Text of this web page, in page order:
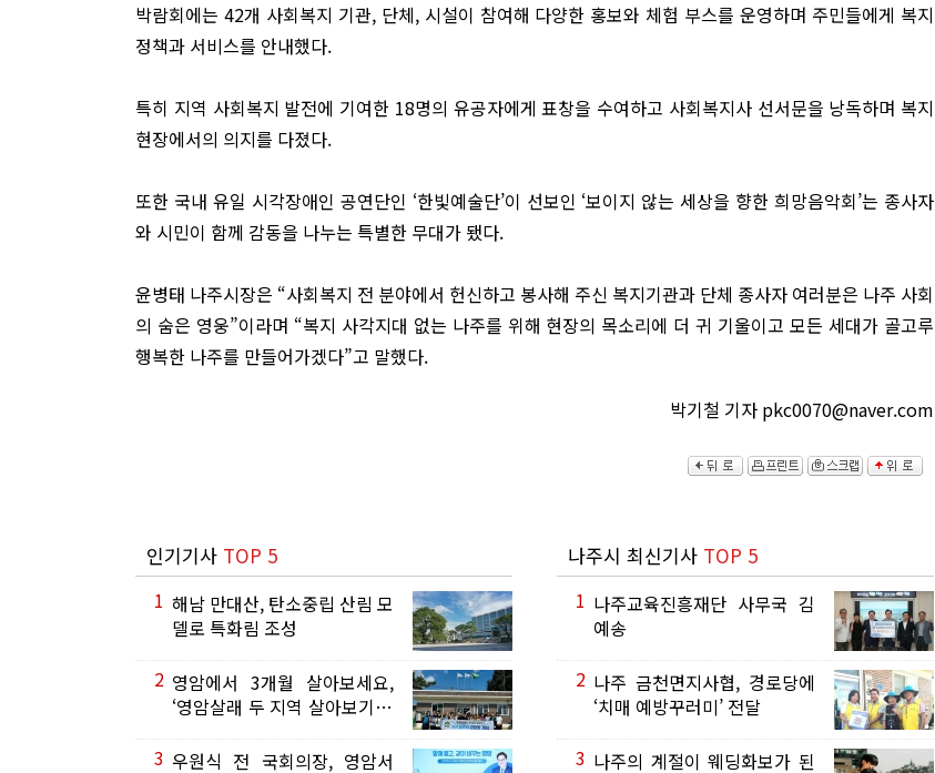
박람회에는 42개 사회복지 기관, 단체, 시설이 참여해 다양한 홍보와 체험 부스를 운영하며 주민들에게 복지
정책과 서비스를 안내했다.
특히 지역 사회복지 발전에 기여한 18명의 유공자에게 표창을 수여하고 사회복지사 선서문을 낭독하며 복지
현장에서의 의지를 다졌다.
또한 국내 유일 시각장애인 공연단인 ‘한빛예술단’이 선보인 ‘보이지 않는 세상을 향한 희망음악회’는 종사자
와 시민이 함께 감동을 나누는 특별한 무대가 됐다.
윤병태 나주시장은 “사회복지 전 분야에서 헌신하고 봉사해 주신 복지기관과 단체 종사자 여러분은 나주 사회
의 숨은 영웅”이라며 “복지 사각지대 없는 나주를 위해 현장의 목소리에 더 귀 기울이고 모든 세대가 골고루
행복한 나주를 만들어가겠다”고 말했다.
박기철 기자 pkc0070@naver.com
인기기사 TOP 5
1 해남 만대산, 탄소중립 산림 모
델로 특화림 조성
2 영암에서 3개월 살아보세요,
‘영암살래 두 지역 살아보기’ 5
3 우원식 전 국회의장, 영암서
나주시 최신기사 TOP 5
1 나주교육진흥재단 사무국 김
예송
2 나주 금천면지사협, 경로당에
‘치매 예방꾸러미’ 전달
3 나주의 계절이 웨딩화보가 된